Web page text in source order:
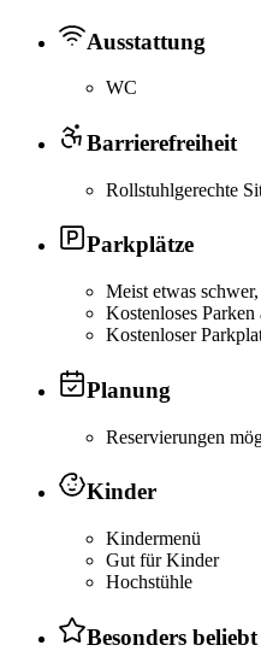
Ausstattung
WC
Barrierefreiheit
Rollstuhlgerechte
Parkplätze
Meist etwas
Kostenloses Parken
Kostenloser
Planung
Reservierungen
Kinder
Kindermenü
Gut für Kinder
Hochstühle
Besonders beliebt